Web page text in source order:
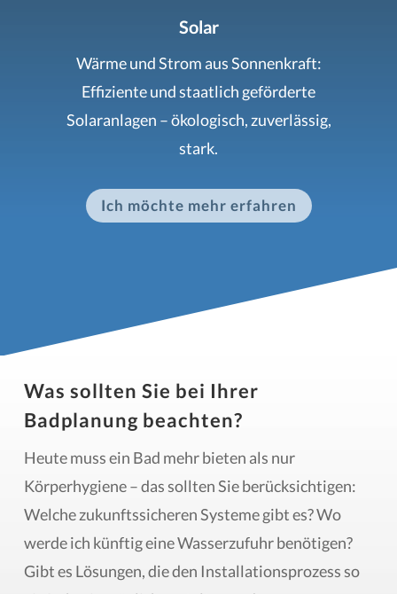
Solar
Wärme und Strom aus Sonnenkraft:
Effiziente und staatlich geförderte
Solaranlagen – ökologisch, zuverlässig,
stark.
Ich möchte mehr erfahren
Was sollten Sie bei Ihrer
Badplanung beachten?
Heute muss ein Bad mehr bieten als nur
Körperhygiene – das sollten Sie berücksichtigen:
Welche zukunftssicheren Systeme gibt es? Wo
werde ich künftig eine Wasserzufuhr benötigen?
Gibt es Lösungen, die den Installationsprozess so